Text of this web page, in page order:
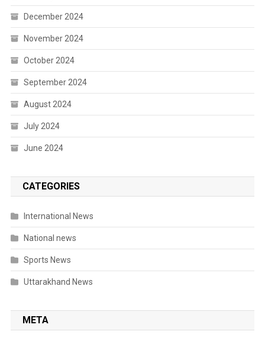
December 2024
November 2024
October 2024
September 2024
August 2024
July 2024
June 2024
CATEGORIES
International News
National news
Sports News
Uttarakhand News
META